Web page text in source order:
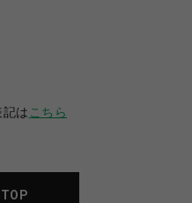
は こちら